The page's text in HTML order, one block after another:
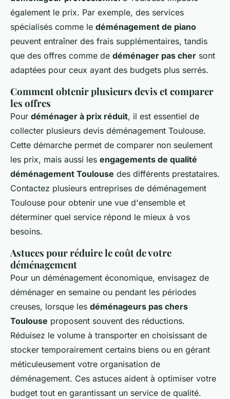
également le prix. Par exemple, des services
spécialisés comme le déménagement de piano
peuvent entraîner des frais supplémentaires, tandis
que des offres comme de déménager pas cher sont
adaptées pour ceux ayant des budgets plus serrés.
Comment obtenir plusieurs devis et comparer
les offres
Pour déménager à prix réduit, il est essentiel de
collecter plusieurs devis déménagement Toulouse.
Cette démarche permet de comparer non seulement
les prix, mais aussi les engagements de qualité
déménagement Toulouse des différents prestataires.
Contactez plusieurs entreprises de déménagement
Toulouse pour obtenir une vue d'ensemble et
déterminer quel service répond le mieux à vos
besoins.
Astuces pour réduire le coût de votre
déménagement
Pour un déménagement économique, envisagez de
déménager en semaine ou pendant les périodes
creuses, lorsque les déménageurs pas chers
Toulouse proposent souvent des réductions.
Réduisez le volume à transporter en choisissant de
stocker temporairement certains biens ou en gérant
méticuleusement votre organisation de
déménagement. Ces astuces aident à optimiser votre
budget tout en garantissant un service de qualité.